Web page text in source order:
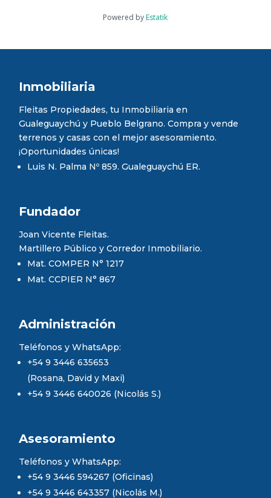
Powered by Estatik
Inmobiliaria
Fleitas Propiedades, tu Inmobiliaria en
Gualeguaychú y Pueblo Belgrano. Compra y vende
terrenos y casas con el mejor asesoramiento.
¡Oportunidades únicas!
Luis N. Palma Nº 859. Gualeguaychú ER.
Fundador
Joan Vicente Fleitas.
Martillero Público y Corredor Inmobiliario.
Mat. COMPER N° 1217
Mat. CCPIER N° 867
Administración
Teléfonos y WhatsApp:
+54 9 3446 635653
(Rosana, David y Maxi)
+54 9 3446 640026 (Nicolás S.)
Asesoramiento
Teléfonos y WhatsApp:
+54 9 3446 594267 (Oficinas)
+54 9 3446 643357 (Nicolás M.)